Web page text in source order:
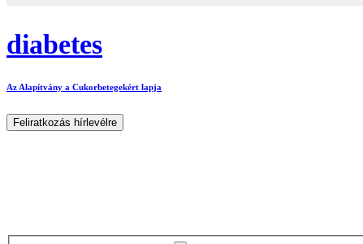
diabetes
Az Alapítvány a Cukorbetegekért lapja